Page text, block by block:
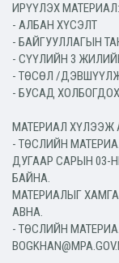
ИРҮҮЛЭХ МАТЕРИАЛ:
- АЛБАН ХҮСЭЛТ
- БАЙГУУЛЛАГЫН
- СҮҮЛИЙН 3
- ТӨСӨЛ /
- БУСАД
МАТЕРИАЛ ХҮЛЭЭЖ
- ТӨСЛИЙН
ДУГААР САРЫН 03-
БАЙНА.
МАТЕРИАЛЫГ
АВНА.
- ТӨСЛИЙН